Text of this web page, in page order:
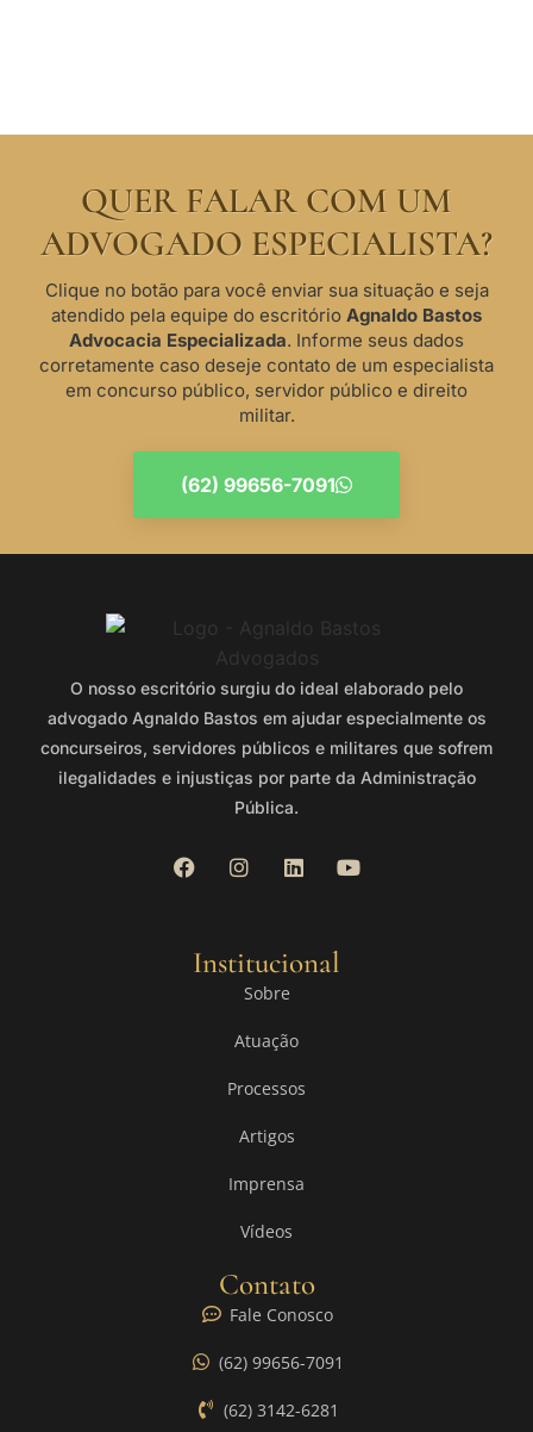
QUER FALAR COM UM
ADVOGADO ESPECIALISTA?
Clique no botão para você enviar sua situação e seja
atendido pela equipe do escritório Agnaldo Bastos
Advocacia Especializada. Informe seus dados
corretamente caso deseje contato de um especialista
em concurso público, servidor público e direito
militar.
(62) 99656-7091
O nosso escritório surgiu do ideal elaborado pelo
advogado Agnaldo Bastos em ajudar especialmente os
concurseiros, servidores públicos e militares que sofrem
ilegalidades e injustiças por parte da Administração
Pública.
Institucional
Sobre
Atuação
Processos
Artigos
Imprensa
Vídeos
Contato
Fale Conosco
(62) 99656-7091
(62) 3142-6281